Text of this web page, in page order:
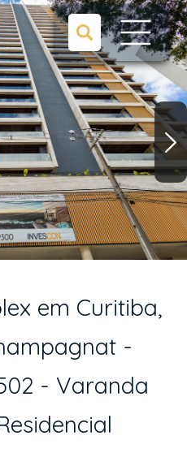
em Curitiba,
-
- Varanda